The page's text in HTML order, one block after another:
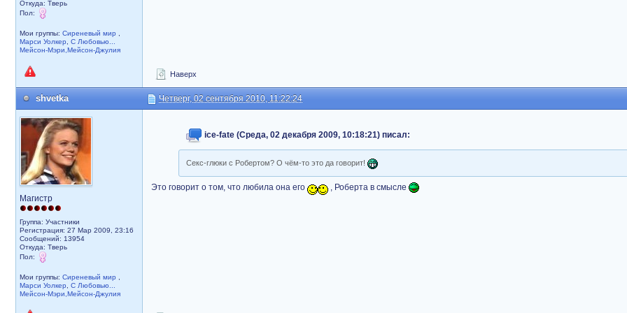
Откуда: Тверь
Пол:
Мои группы: Сиреневый мир
Марси Уолкер
С Любовью...
Мейсон-Мэри,Мейсон-Джулия
Наверх
shvetka Четверг, 02 сентября 2010, 11:22:24
Магистр
Группа: Участники
Регистрация: 27 Мар 2009, 23:16
Сообщений: 13954
Откуда: Тверь
Пол:
Мои группы: Сиреневый мир
Марси Уолкер
С Любовью...
Мейсон-Мэри,Мейсон-Джулия
ice-fate (Среда, 02 декабря 2009, 10:18:21) писал:
Секс-глюки с Робертом? О чём-то это да говорит!
Это говорит о том, что любила она его , Роберта в смысле